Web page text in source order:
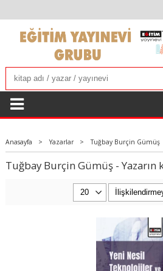
Anasayfa > Yazarlar > Tuğbay Burçin Gümüş
Tuğbay Burçin Gümüş - Yazarın